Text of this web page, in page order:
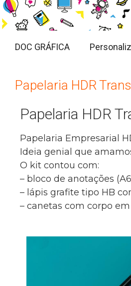
DOC GRÁFICA
Papelaria HDR
Papelaria HDR
Papelaria Empresarial
Ideia genial que
O kit contou com:
– bloco de anotações
– lápis grafite tipo HB
– canetas com corpo